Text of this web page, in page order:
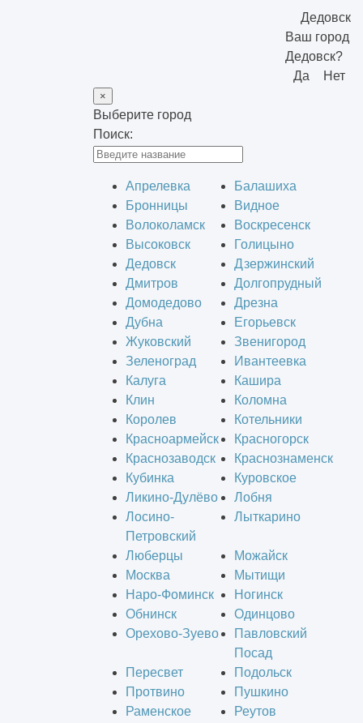
Дедовск
Ваш город
Дедовск?
Да
Нет
×
Выберите город
Поиск:
Апрелевка
Балашиха
Бронницы
Видное
Волоколамск
Воскресенск
Высоковск
Голицыно
Дедовск
Дзержинский
Дмитров
Долгопрудный
Домодедово
Дрезна
Дубна
Егорьевск
Жуковский
Звенигород
Зеленоград
Ивантеевка
Калуга
Кашира
Клин
Коломна
Королев
Котельники
Красноармейск
Красногорск
Краснозаводск
Краснознаменск
Кубинка
Куровское
Ликино-Дулёво
Лобня
Лосино-
Петровский
Лыткарино
Люберцы
Можайск
Москва
Мытищи
Наро-Фоминск
Ногинск
Обнинск
Одинцово
Орехово-Зуево
Павловский
Посад
Пересвет
Подольск
Протвино
Пушкино
Раменское
Реутов